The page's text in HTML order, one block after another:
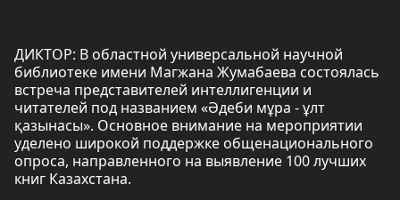
ДИКТОР: В областной универсальной научной
библиотеке имени Магжана Жумабаева состоялась
встреча представителей интеллигенции и
читателей под названием «Әдеби мұра - ұлт
қазынасы». Основное внимание на мероприятии
уделено широкой поддержке общенационального
опроса, направленного на выявление 100 лучших
книг Казахстана.